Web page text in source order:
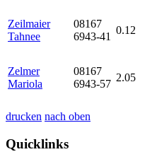
Zeilmaier
Tahnee
08167
6943-41
0.12
Zelmer
Mariola
08167
6943-57
2.05
drucken nach oben
Quicklinks